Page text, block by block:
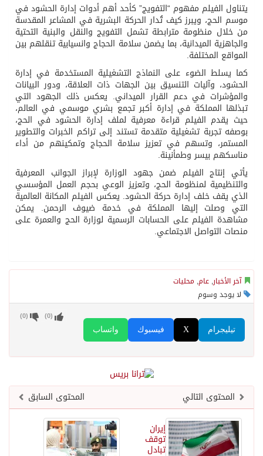
يتناول الفيلم مفهوم “التفويج” كأحد أهم أدوات إدارة الحشود في
موسم الحج، ويبرز كيف تُدار الحركة البشرية في المشاعر المقدسة
من خلال منظومة مترابطة تشمل التفويج والنقل والبنية التحتية
والجاهزية الميدانية، بما يضمن سلامة الحجاج وانسيابية تنقلهم بين
المواقع المختلفة.
كما يسلط الضوء على النماذج التشغيلية المستخدمة في إدارة
الحشود، وآليات التنسيق بين الجهات ذات العلاقة، ودور البيانات
والمؤشرات في دعم القرار الميداني. يعكس ذلك الجهود التي
تبذلها المملكة في إدارة أكبر تجمع بشري موسمي في العالم،
حيث يقدم الفيلم قراءة معرفية لملف إدارة الحشود في الحج،
بوصفه تجربة تشغيلية متقدمة تستند إلى تراكم الخبرات والتطوير
المستمر، وتسهم في تعزيز سلامة الحجاج وتمكينهم من أداء
مناسكهم بيسر وطمأنينة.
يأتي إنتاج الفيلم ضمن جهود الوزارة لإبراز الجوانب المعرفية
والتنظيمية لمنظومة الحج، وتعزيز الوعي بحجم العمل المؤسسي
الذي يقف خلف إدارة حركة الحشود. يعكس الفيلم المكانة العالمية
التي وصلت إليها المملكة في خدمة ضيوف الرحمن. يمكن
مشاهدة الفيلم على الحسابات الرسمية لوزارة الحج والعمرة على
منصات التواصل الاجتماعي.
آخر الأخبار, عام, محليات
لا يوجد وسوم
واتساب فيسبوك X تيليجرام
(
0
) (
0
)
المحتوى السابق
المحتوى التالي
إيران
توقف
تبادل